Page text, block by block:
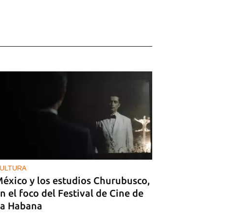
y los estudios Churubusco,
el foco del Festival de Cine de
Habana